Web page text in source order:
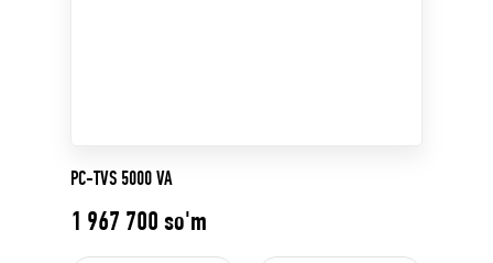
PC-TVS 5000 VA
1 967 700 so'm